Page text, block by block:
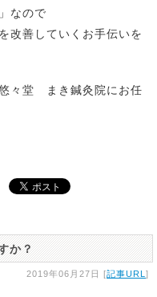
なので
改善していくお手伝いを
々堂 まき鍼灸院にお任
か？
2019年06月27日 [記事URL ]